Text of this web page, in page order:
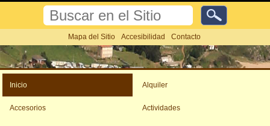
Buscar
Mapa del Sitio Accesibilidad Contacto
Inicio
Alquiler
Accesorios Actividades